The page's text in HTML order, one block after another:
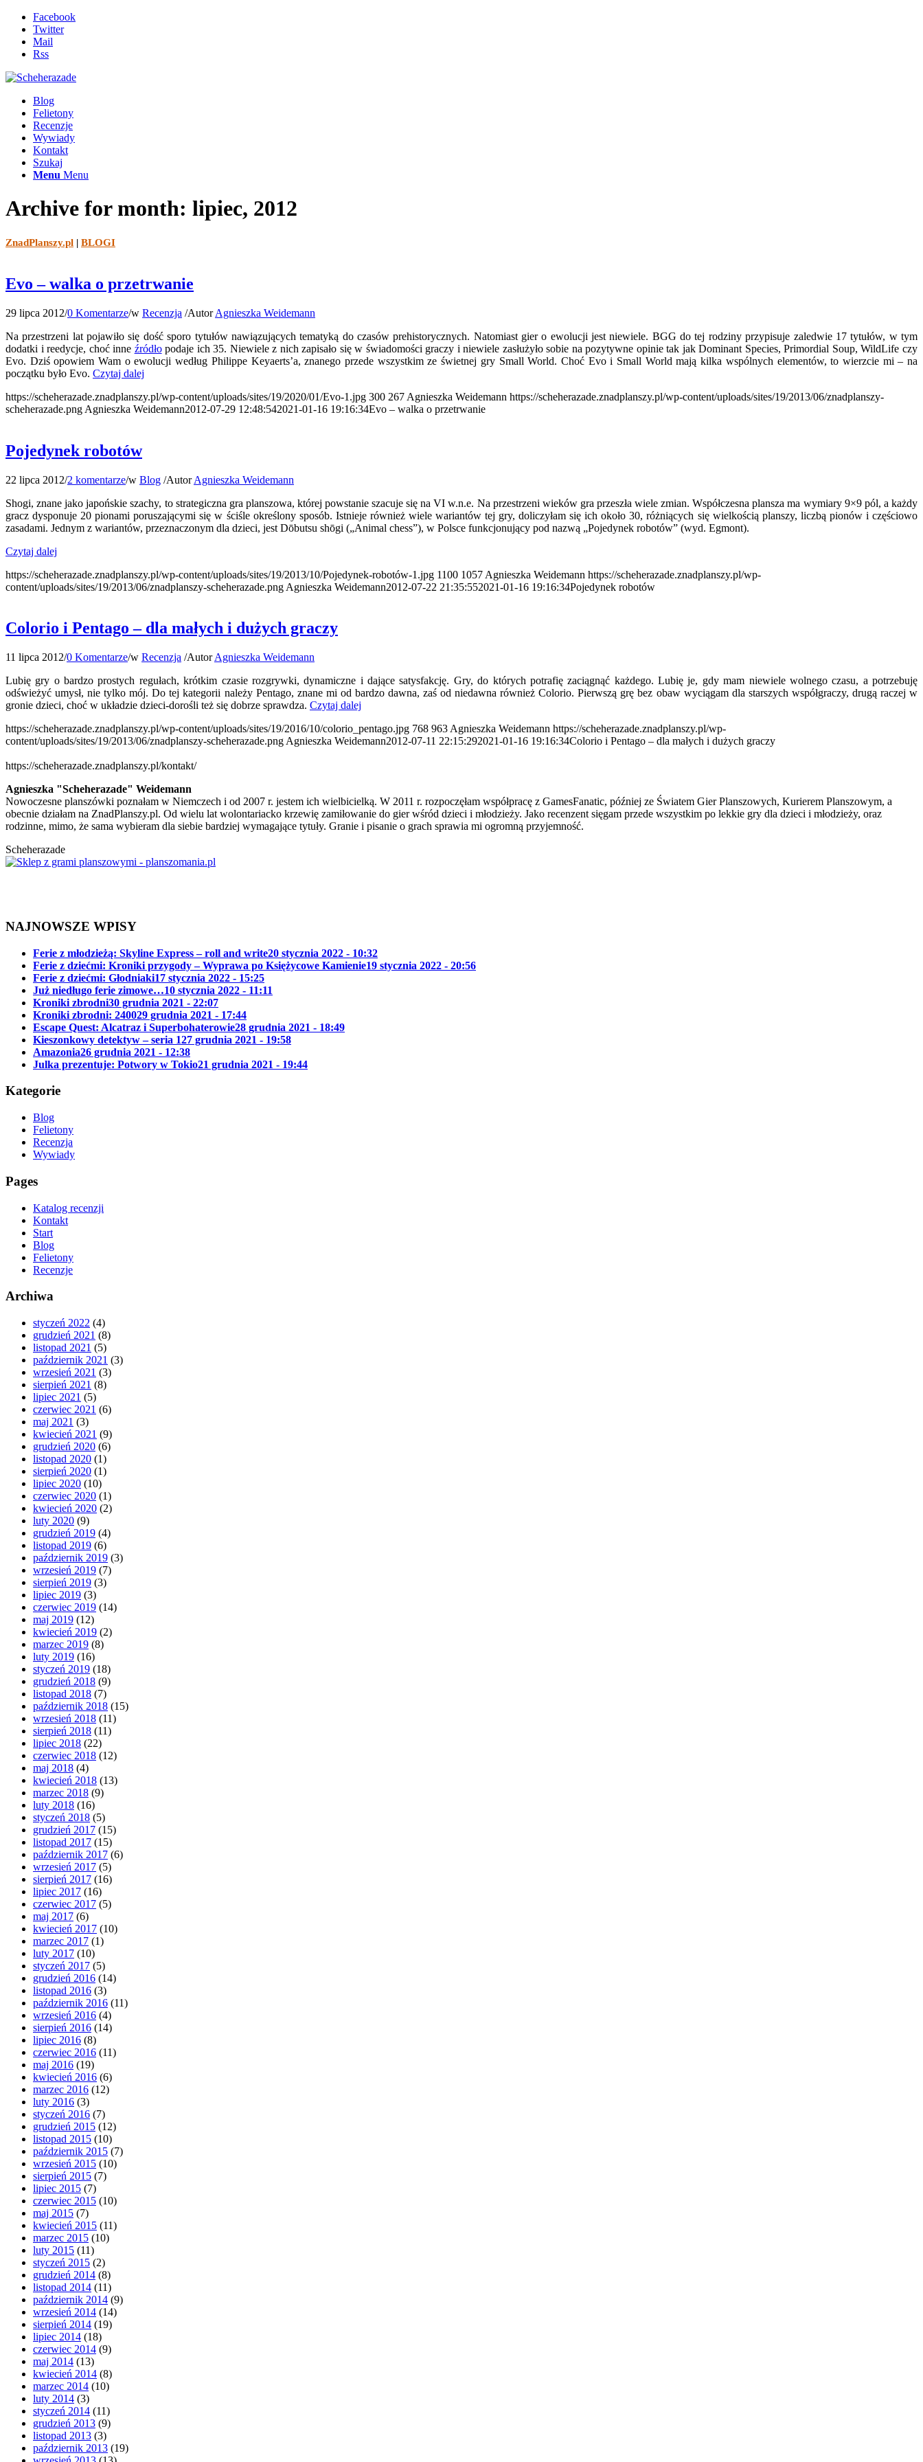
Facebook
Twitter
Mail
Rss
Blog
Felietony
Recenzje
Wywiady
Kontakt
Szukaj
Menu Menu
Archive for month: lipiec, 2012
ZnadPlanszy.pl | BLOGI
Evo – walka o przetrwanie
29 lipca 2012/0 Komentarze/w Recenzja /AutorAgnieszka Weidemann
Na przestrzeni lat pojawiło się dość sporo tytułów nawiązujących tematyką do czasów prehistorycznych. Natomiast gier o ewolucji jest niewiele. BGG do tej rodziny przypisuje zaledwie 17 tytułów, w tym
dodatki i reedycje, choć inne źródłopodaje ich 35. Niewiele z nich zapisało się w świadomości graczy i niewiele zasłużyło sobie na pozytywne opinie tak jak Dominant Species, Primordial Soup, WildLife czy
Evo. Dziś opowiem Wam o ewolucji według Philippe Keyaerts’a, znanego przede wszystkim ze świetnej gry Small World. Choć Evo i Small World mają kilka wspólnych elementów, to wierzcie mi – na
początku było Evo. Czytaj dalej
https://scheherazade.znadplanszy.pl/wp-content/uploads/sites/19/2020/01/Evo-1.jpg 300 267 Agnieszka Weidemann https://scheherazade.znadplanszy.pl/wp-content/uploads/sites/19/2013/06/znadplanszy-
scheherazade.png Agnieszka Weidemann2012-07-29 12:48:542021-01-16 19:16:34Evo – walka o przetrwanie
Pojedynek robotów
22 lipca 2012/2 komentarze/w Blog /AutorAgnieszka Weidemann
Shogi, znane jako japońskie szachy, to strategiczna gra planszowa, której powstanie szacuje się na VI w.n.e. Na przestrzeni wieków gra przeszła wiele zmian. Współczesna plansza ma wymiary 9×9 pól, a każdy
gracz dysponuje 20 pionami poruszającymi się w ściśle określony sposób. Istnieje również wiele wariantów tej gry, doliczyłam się ich około 30, różniących się wielkością planszy, liczbą pionów i częściowo
zasadami. Jednym z wariantów, przeznaczonym dla dzieci, jest Dōbutsu shōgi („Animal chess”), w Polsce funkcjonujący pod nazwą „Pojedynek robotów” (wyd. Egmont).
Czytaj dalej
https://scheherazade.znadplanszy.pl/wp-content/uploads/sites/19/2013/10/Pojedynek-robotów-1.jpg 1100 1057 Agnieszka Weidemann https://scheherazade.znadplanszy.pl/wp-
content/uploads/sites/19/2013/06/znadplanszy-scheherazade.png Agnieszka Weidemann2012-07-22 21:35:552021-01-16 19:16:34Pojedynek robotów
Colorio i Pentago – dla małych i dużych graczy
11 lipca 2012/0 Komentarze/w Recenzja /AutorAgnieszka Weidemann
Lubię gry o bardzo prostych regułach, krótkim czasie rozgrywki, dynamiczne i dające satysfakcję. Gry, do których potrafię zaciągnąć każdego. Lubię je, gdy mam niewiele wolnego czasu, a potrzebuję
odświeżyć umysł, nie tylko mój. Do tej kategorii należy Pentago, znane mi od bardzo dawna, zaś od niedawna również Colorio. Pierwszą grę bez obaw wyciągam dla starszych współgraczy, drugą raczej w
gronie dzieci, choć w układzie dzieci-dorośli też się dobrze sprawdza. Czytaj dalej
https://scheherazade.znadplanszy.pl/wp-content/uploads/sites/19/2016/10/colorio_pentago.jpg 768 963 Agnieszka Weidemann https://scheherazade.znadplanszy.pl/wp-
content/uploads/sites/19/2013/06/znadplanszy-scheherazade.png Agnieszka Weidemann2012-07-11 22:15:292021-01-16 19:16:34Colorio i Pentago – dla małych i dużych graczy
https://scheherazade.znadplanszy.pl/kontakt/
Agnieszka "Scheherazade" Weidemann
Nowoczesne planszówki poznałam w Niemczech i od 2007 r. jestem ich wielbicielką. W 2011 r. rozpoczęłam współpracę z GamesFanatic, później ze Światem Gier Planszowych, Kurierem Planszowym, a
obecnie działam na ZnadPlanszy.pl. Od wielu lat wolontariacko krzewię zamiłowanie do gier wśród dzieci i młodzieży. Jako recenzent sięgam przede wszystkim po lekkie gry dla dzieci i młodzieży, oraz
rodzinne, mimo, że sama wybieram dla siebie bardziej wymagające tytuły. Granie i pisanie o grach sprawia mi ogromną przyjemność.
Scheherazade
NAJNOWSZE WPISY
Ferie z młodzieżą: Skyline Express – roll and write20 stycznia 2022 - 10:32
Ferie z dziećmi: Kroniki przygody – Wyprawa po Księżycowe Kamienie19 stycznia 2022 - 20:56
Ferie z dziećmi: Głodniaki17 stycznia 2022 - 15:25
Już niedługo ferie zimowe…10 stycznia 2022 - 11:11
Kroniki zbrodni30 grudnia 2021 - 22:07
Kroniki zbrodni: 240029 grudnia 2021 - 17:44
Escape Quest: Alcatraz i Superbohaterowie28 grudnia 2021 - 18:49
Kieszonkowy detektyw – seria 127 grudnia 2021 - 19:58
Amazonia26 grudnia 2021 - 12:38
Julka prezentuje: Potwory w Tokio21 grudnia 2021 - 19:44
Kategorie
Blog
Felietony
Recenzja
Wywiady
Pages
Katalog recenzji
Kontakt
Start
Blog
Felietony
Recenzje
Archiwa
styczeń 2022 (4)
grudzień 2021 (8)
listopad 2021 (5)
październik 2021 (3)
wrzesień 2021 (3)
sierpień 2021 (8)
lipiec 2021 (5)
czerwiec 2021 (6)
maj 2021 (3)
kwiecień 2021 (9)
grudzień 2020 (6)
listopad 2020 (1)
sierpień 2020 (1)
lipiec 2020 (10)
czerwiec 2020 (1)
kwiecień 2020 (2)
luty 2020 (9)
grudzień 2019 (4)
listopad 2019 (6)
październik 2019 (3)
wrzesień 2019 (7)
sierpień 2019 (3)
lipiec 2019 (3)
czerwiec 2019 (14)
maj 2019 (12)
kwiecień 2019 (2)
marzec 2019 (8)
luty 2019 (16)
styczeń 2019 (18)
grudzień 2018 (9)
listopad 2018 (7)
październik 2018 (15)
wrzesień 2018 (11)
sierpień 2018 (11)
lipiec 2018 (22)
czerwiec 2018 (12)
maj 2018 (4)
kwiecień 2018 (13)
marzec 2018 (9)
luty 2018 (16)
styczeń 2018 (5)
grudzień 2017 (15)
listopad 2017 (15)
październik 2017 (6)
wrzesień 2017 (5)
sierpień 2017 (16)
lipiec 2017 (16)
czerwiec 2017 (5)
maj 2017 (6)
kwiecień 2017 (10)
marzec 2017 (1)
luty 2017 (10)
styczeń 2017 (5)
grudzień 2016 (14)
listopad 2016 (3)
październik 2016 (11)
wrzesień 2016 (4)
sierpień 2016 (14)
lipiec 2016 (8)
czerwiec 2016 (11)
maj 2016 (19)
kwiecień 2016 (6)
marzec 2016 (12)
luty 2016 (3)
styczeń 2016 (7)
grudzień 2015 (12)
listopad 2015 (10)
październik 2015 (7)
wrzesień 2015 (10)
sierpień 2015 (7)
lipiec 2015 (7)
czerwiec 2015 (10)
maj 2015 (7)
kwiecień 2015 (11)
marzec 2015 (10)
luty 2015 (11)
styczeń 2015 (2)
grudzień 2014 (8)
listopad 2014 (11)
październik 2014 (9)
wrzesień 2014 (14)
sierpień 2014 (19)
lipiec 2014 (18)
czerwiec 2014 (9)
maj 2014 (13)
kwiecień 2014 (8)
marzec 2014 (10)
luty 2014 (3)
styczeń 2014 (11)
grudzień 2013 (9)
listopad 2013 (3)
październik 2013 (19)